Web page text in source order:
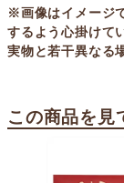
※画像はイメージ
するよう心掛けて
実物と若干異なる
この商品を見